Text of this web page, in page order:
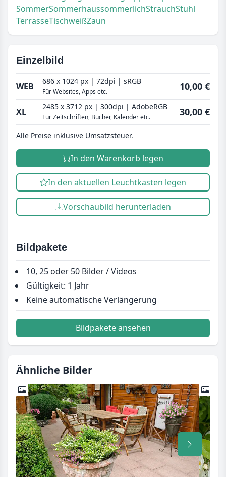
SommerSommerhaussommerlichStrauchStuhl
TerrasseTischweißZaun
Einzelbild
WEB 686 x 1024 px | 72dpi | sRGB
Für Websites, Apps etc. 10,00 €
XL 2485 x 3712 px | 300dpi | AdobeRGB
Für Zeitschriften, Bücher, Kalender etc. 30,00 €
Alle Preise inklusive Umsatzsteuer.
In den Warenkorb legen
In den aktuellen Leuchtkasten legen
Vorschaubild herunterladen
Bildpakete
10, 25 oder 50 Bilder / Videos
Gültigkeit: 1 Jahr
Keine automatische Verlängerung
Bildpakete ansehen
Ähnliche Bilder